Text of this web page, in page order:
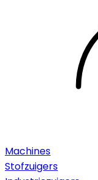
Machines
Stofzuigers